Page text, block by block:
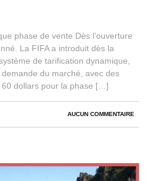
phase de vente Dès l’ouverture
La FIFA a introduit dès la
de tarification dynamique,
du marché, avec des
dollars pour la phase […]
AUCUN COMMENTAIRE